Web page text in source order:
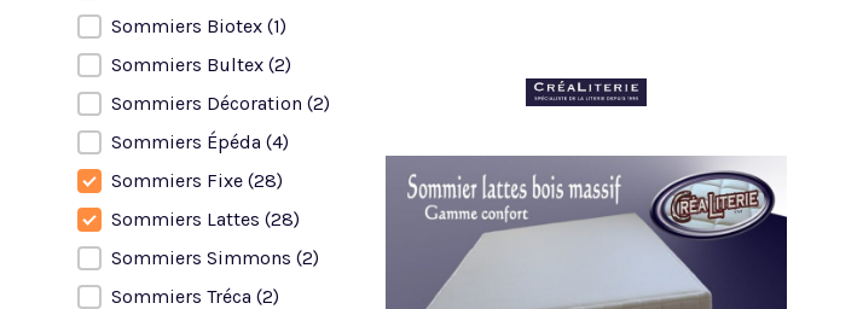
Sommiers Biotex (1)
Sommiers Bultex (2)
Sommiers Décoration (2)
Sommiers Épéda (4)
Sommiers Fixe (28)
Sommiers Lattes (28)
Sommiers Simmons (2)
Sommiers Tréca (2)